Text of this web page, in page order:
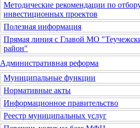
Методические рекомендации по
инвестиционных проектов
Полезная информация
Прямая линия с Главой МО
район"
Административная реформа
Муниципальные функции
Нормативные акты
Информационное правительство
Реестр муниципальных услуг